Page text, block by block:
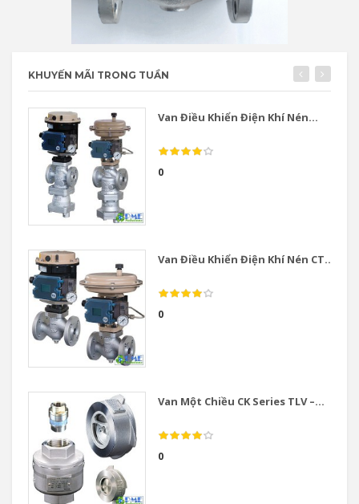
KHUYẾN MÃI TRONG TUẦN
Van Điều Khiển Điện Khí Nén...
0
Van Điều Khiển Điện Khí Nén CT...
0
Van Một Chiều CK Series TLV –...
0